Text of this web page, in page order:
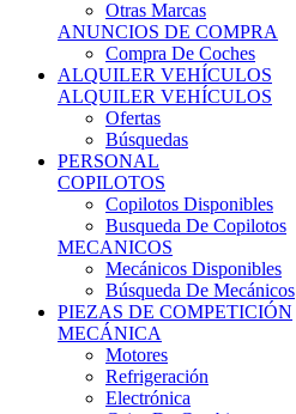
Otras Marcas
ANUNCIOS DE COMPRA
Compra De Coches
ALQUILER VEHÍCULOS
ALQUILER VEHÍCULOS
Ofertas
Búsquedas
PERSONAL
COPILOTOS
Copilotos Disponibles
Busqueda De Copilotos
MECANICOS
Mecánicos Disponibles
Búsqueda De Mecánicos
PIEZAS DE COMPETICIÓN
MECÁNICA
Motores
Refrigeración
Electrónica